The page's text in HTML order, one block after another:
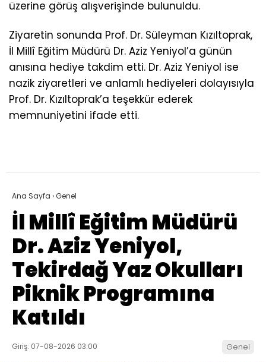
üzerine görüş alışverişinde bulunuldu.
Ziyaretin sonunda Prof. Dr. Süleyman Kızıltoprak,
İl Millî Eğitim Müdürü Dr. Aziz Yeniyol’a günün
anısına hediye takdim etti. Dr. Aziz Yeniyol ise
nazik ziyaretleri ve anlamlı hediyeleri dolayısıyla
Prof. Dr. Kızıltoprak’a teşekkür ederek
memnuniyetini ifade etti.
Ana Sayfa ›Genel
İl Millî Eğitim Müdürü
Dr. Aziz Yeniyol,
Tekirdağ Yaz Okulları
Piknik Programına
Katıldı
Giriş: 07-08-2026 03:00 Genel